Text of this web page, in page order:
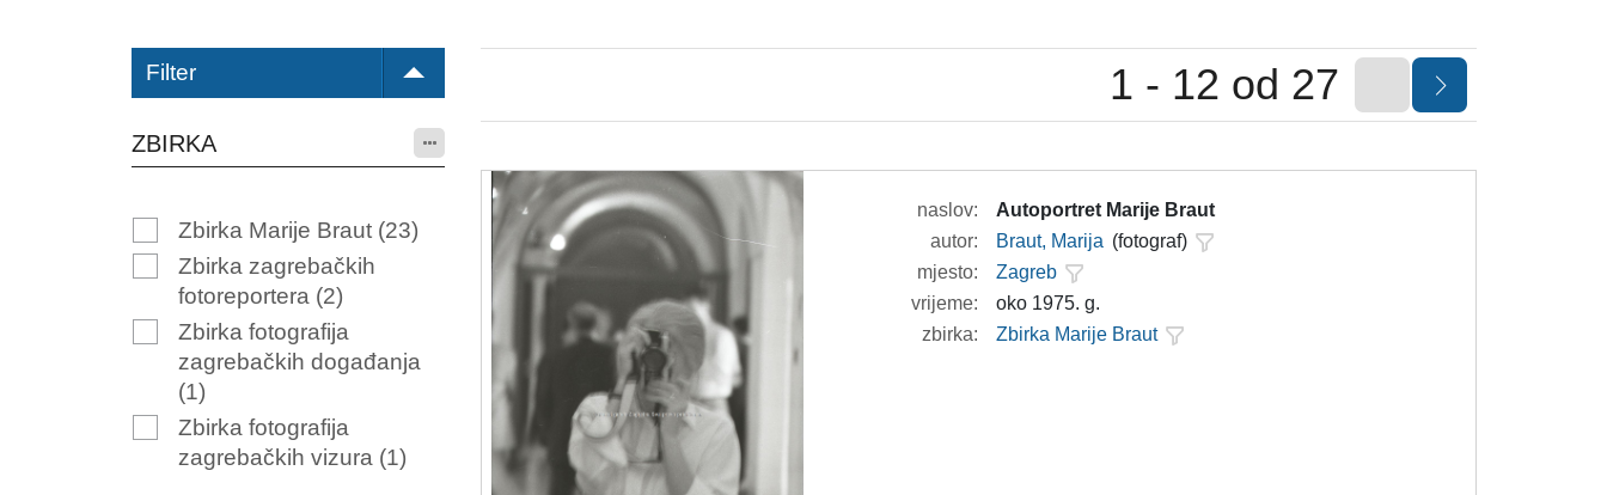
Filter
ZBIRKA
Zbirka Marije Braut (23)
Zbirka zagrebačkih
fotoreportera (2)
Zbirka fotografija
zagrebačkih događanja
(1)
Zbirka fotografija
zagrebačkih vizura (1)
1 - 12 od 27
naslov:
Autoportret Marije Braut
autor:
Braut, Marija (fotograf)
mjesto:
Zagreb
vrijeme:
oko 1975. g.
zbirka:
Zbirka Marije Braut